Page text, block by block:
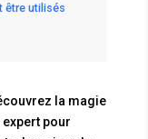
être utilisés
la magie
expert pour